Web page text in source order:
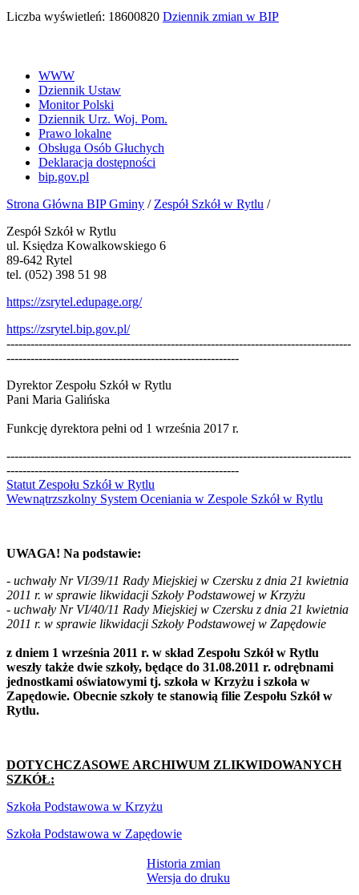
Liczba wyświetleń: 18600820 Dziennik zmian w BIP
WWW
Dziennik Ustaw
Monitor Polski
Dziennik Urz. Woj. Pom.
Prawo lokalne
Obsługa Osób Głuchych
Deklaracja dostępności
bip.gov.pl
Strona Główna BIP Gminy / Zespół Szkół w Rytlu /
Zespół Szkół w Rytlu
ul. Księdza Kowalkowskiego 6
89-642 Rytel
tel. (052) 398 51 98
https://zsrytel.edupage.org/
https://zsrytel.bip.gov.pl/
--------------------------------------------------------------------------------------
----------------------------------------------------------
Dyrektor Zespołu Szkół w Rytlu
Pani Maria Galińska
Funkcję dyrektora pełni od 1 września 2017 r.
--------------------------------------------------------------------------------------
----------------------------------------------------------
Statut Zespołu Szkół w Rytlu
Wewnątrzszkolny System Oceniania w Zespole Szkół w Rytlu
UWAGA! Na podstawie:
- uchwały Nr VI/39/11 Rady Miejskiej w Czersku z dnia 21 kwietnia
2011 r. w sprawie likwidacji Szkoły Podstawowej w Krzyżu
- uchwały Nr VI/40/11 Rady Miejskiej w Czersku z dnia 21 kwietnia
2011 r. w sprawie likwidacji Szkoły Podstawowej w Zapędowie
z dniem 1 września 2011 r. w skład Zespołu Szkół w Rytlu
weszły także dwie szkoły, będące do 31.08.2011 r. odrębnami
jednostkami oświatowymi tj. szkoła w Krzyżu i szkoła w
Zapędowie. Obecnie szkoły te stanowią filie Zespołu Szkół w
Rytlu.
DOTYCHCZASOWE ARCHIWUM ZLIKWIDOWANYCH
SZKÓŁ:
Szkoła Podstawowa w Krzyżu
Szkoła Podstawowa w Zapędowie
Historia zmian
Wersja do druku